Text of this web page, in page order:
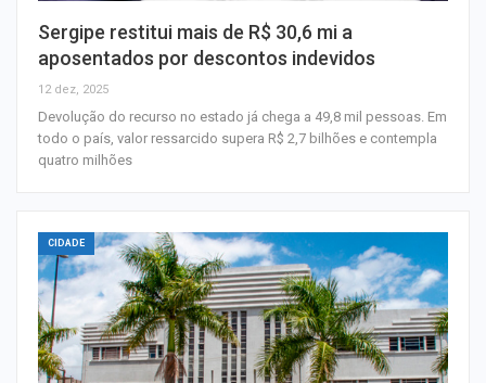
Sergipe restitui mais de R$ 30,6 mi a
aposentados por descontos indevidos
12 dez, 2025
Devolução do recurso no estado já chega a 49,8 mil pessoas. Em
todo o país, valor ressarcido supera R$ 2,7 bilhões e contempla
quatro milhões
CIDADE